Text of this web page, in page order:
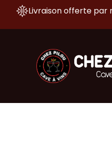
Livraison offerte par